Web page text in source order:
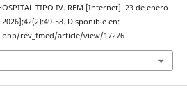
TIPO IV. RFM [Internet]. 23 de enero
58. Disponible en:
rev_fmed/article/view/17276